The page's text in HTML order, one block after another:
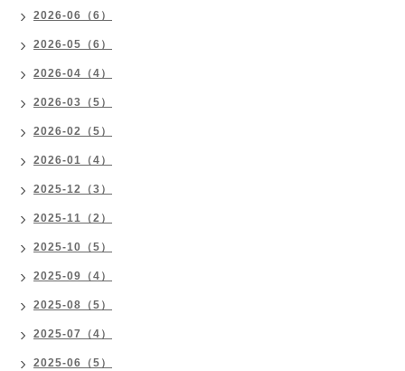
2026-06（6）
2026-05（6）
2026-04（4）
2026-03（5）
2026-02（5）
2026-01（4）
2025-12（3）
2025-11（2）
2025-10（5）
2025-09（4）
2025-08（5）
2025-07（4）
2025-06（5）